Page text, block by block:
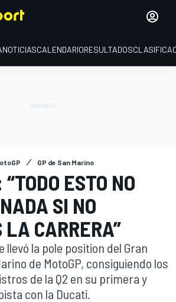
NOTICIASCALENDARIORESULTADOS
GP de San Marino
ESTO NO
SI NO
LA CARRERA”
llevó la pole position del Gran
de MotoGP, consiguiendo los
de la Q2 en su primera y
con la Ducati.